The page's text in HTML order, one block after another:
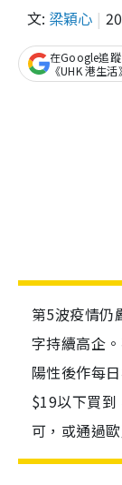
文: 梁穎心
在Google追蹤
《UHK 港生活
第5波疫情仍
字持續高企
陽性後作每
$19以下買
可，或通過